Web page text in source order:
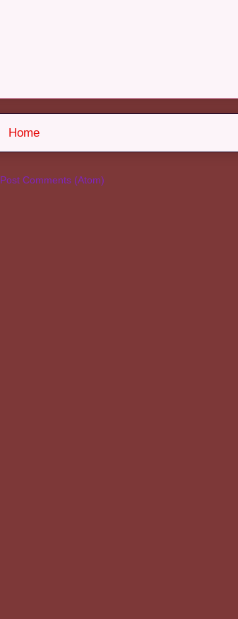
Home
Post Comments (Atom)